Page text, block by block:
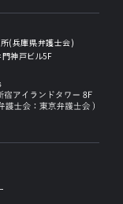
(兵庫県弁護士会)
門神戸ビル5F